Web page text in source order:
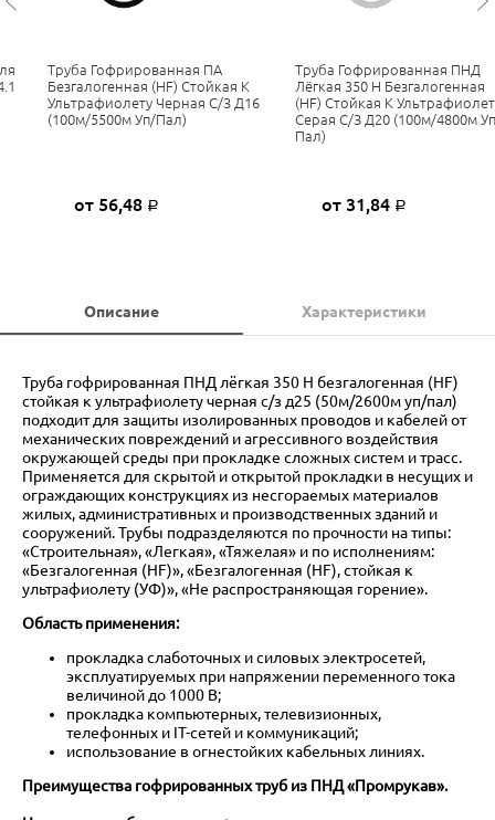
Труба Гофрированная ПА
Безгалогенная (HF) Стойкая К
Ультрафиолету Черная С/з Д16
(100м/5500м Уп/пал)
от 56,48 Р
Труба Гофрированная ПНД
Лёгкая 350 Н Безгалогенная
(HF) Стойкая К
Серая С/з Д20 (100м/4800м
Пал)
от 31,84 Р
Описание Характеристики
Труба гофрированная ПНД лёгкая 350 Н безгалогенная (HF)
стойкая к ультрафиолету черная с/з д25 (50м/2600м уп/пал)
подходит для защиты изолированных проводов и кабелей от
механических повреждений и агрессивного воздействия
окружающей среды при прокладке сложных систем и трасс.
Применяется для скрытой и открытой прокладки в несущих и
ограждающих конструкциях из несгораемых материалов
жилых, административных и производственных зданий и
сооружений. Трубы подразделяются по прочности на типы:
«Строительная», «Легкая», «Тяжелая» и по исполнениям:
«Безгалогенная (HF)», «Безгалогенная (HF), стойкая к
ультрафиолету (УФ)», «Не распространяющая горение».
Область применения:
прокладка слаботочных и силовых электросетей,
эксплуатируемых при напряжении переменного тока
величиной до 1000 В;
прокладка компьютерных, телевизионных,
телефонных и IT-сетей и коммуникаций;
использование в огнестойких кабельных линиях.
Преимущества гофрированных труб из ПНД «Промрукав».